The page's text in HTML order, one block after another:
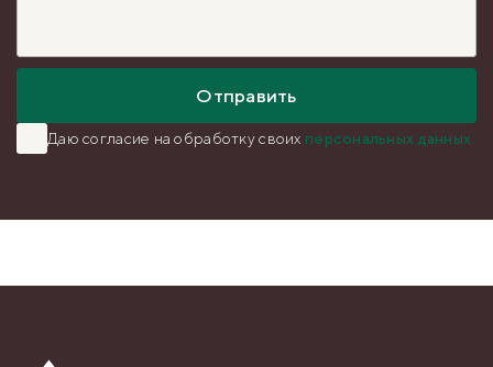
Отправить
Даю согласие на обработкусвоих персональных данных